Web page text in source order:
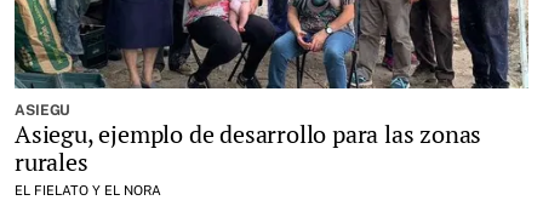
ASIEGU
Asiegu, ejemplo de desarrollo para las zonas
rurales
EL FIELATO Y EL NORA